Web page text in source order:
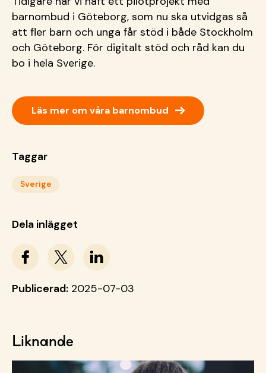
barnombud i Göteborg, som nu ska utvidgas så
att fler barn och unga får stöd i både Stockholm
och Göteborg. För digitalt stöd och råd kan du
bo i hela Sverige.
Läs mer om våra barnombud →
Taggar
Sverige
Dela inlägget
Publicerad: 2025-07-03
Liknande